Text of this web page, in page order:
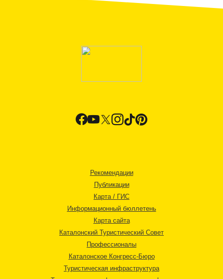
Рекомендации
Публикации
Карта / ГИС
Информационный бюллетень
Карта сайта
Каталонский Туристический Совет
Профессионалы
Каталонское Конгресс-Бюро
Туристическая инфраструктура